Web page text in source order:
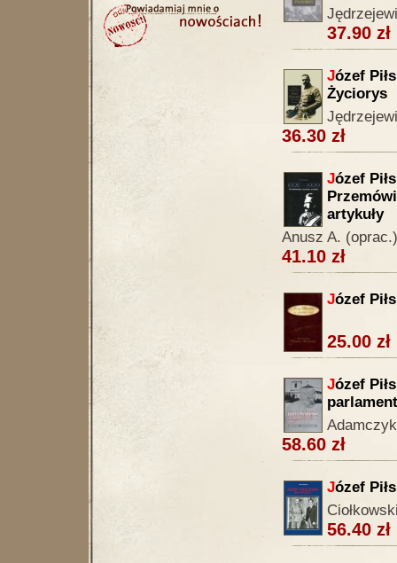
37.90 zł
Józef
Życiorys
36.30 zł
Józef
artykuły
Anusz A. (oprac.)
41.10 zł
Józef
25.00 zł
Józef
58.60 zł
Józef
56.40 zł